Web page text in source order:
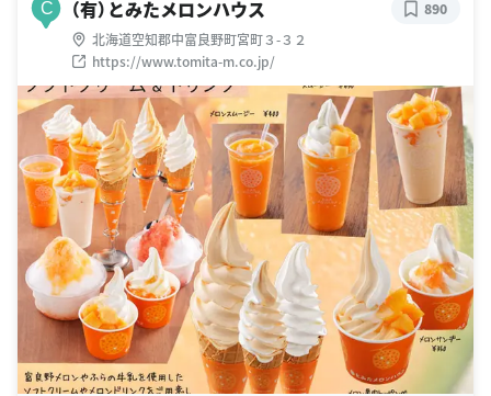
C （有）とみたメロンハウス
北海道空知郡中富良野町宮町３-３２
https://www.tomita-m.co.jp/
890